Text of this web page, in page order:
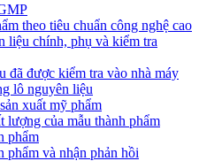
theo tiêu chuẩn công nghệ cao
liệu chính, phụ và kiểm tra
đã được kiểm tra vào nhà máy
lô nguyên liệu
xuất mỹ phẩm
lượng của mẫu thành phẩm
phẩm
và nhận phản hồi